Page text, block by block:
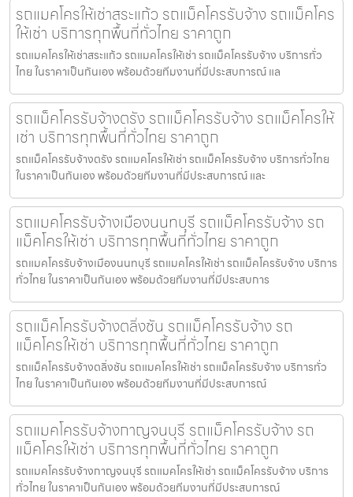
รถแมคโครให้เช่าสระแก้ว รถแม็คโครรับจ้าง รถแม็คโคร
ให้เช่า บริการทุกพื้นที่ทั่วไทย ราคาถูก
รถแมคโครให้เช่าสระแก้ว รถแมคโครให้เช่า รถแม็คโครรับจ้าง บริการทั่ว
ไทย ในราคาเป็นกันเอง พร้อมด้วยทีมงานที่มีประสบการณ์ แล
รถแม็คโครรับจ้างตรัง รถแม็คโครรับจ้าง รถแม็คโครให้
เช่า บริการทุกพื้นที่ทั่วไทย ราคาถูก
รถแม็คโครรับจ้างตรัง รถแมคโครให้เช่า รถแม็คโครรับจ้าง บริการทั่วไทย
ในราคาเป็นกันเอง พร้อมด้วยทีมงานที่มีประสบการณ์ และ
รถแมคโครรับจ้างเมืองนนทบุรี รถแม็คโครรับจ้าง รถ
แม็คโครให้เช่า บริการทุกพื้นที่ทั่วไทย ราคาถูก
รถแมคโครรับจ้างเมืองนนทบุรี รถแมคโครให้เช่า รถแม็คโครรับจ้าง บริการ
ทั่วไทย ในราคาเป็นกันเอง พร้อมด้วยทีมงานที่มีประสบการ
รถแม็คโครรับจ้างตลิ่งชัน รถแม็คโครรับจ้าง รถ
แม็คโครให้เช่า บริการทุกพื้นที่ทั่วไทย ราคาถูก
รถแม็คโครรับจ้างตลิ่งชัน รถแมคโครให้เช่า รถแม็คโครรับจ้าง บริการทั่ว
ไทย ในราคาเป็นกันเอง พร้อมด้วยทีมงานที่มีประสบการณ์
รถแมคโครรับจ้างกาญจนบุรี รถแม็คโครรับจ้าง รถ
แม็คโครให้เช่า บริการทุกพื้นที่ทั่วไทย ราคาถูก
รถแมคโครรับจ้างกาญจนบุรี รถแมคโครให้เช่า รถแม็คโครรับจ้าง บริการ
ทั่วไทย ในราคาเป็นกันเอง พร้อมด้วยทีมงานที่มีประสบการณ์